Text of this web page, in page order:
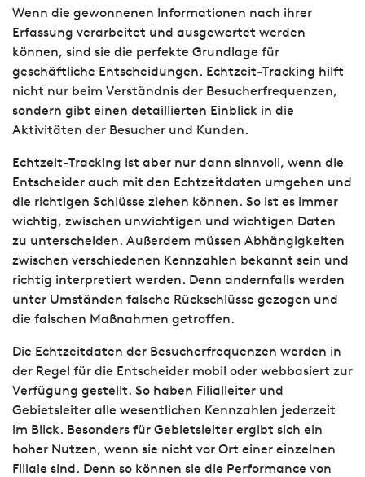
Wenn die gewonnenen Informationen nach ihrer
Erfassung verarbeitet und ausgewertet werden
können, sind sie die perfekte Grundlage für
geschäftliche Entscheidungen. Echtzeit-Tracking hilft
nicht nur beim Verständnis der Besucherfrequenzen,
sondern gibt einen detaillierten Einblick in die
Aktivitäten der Besucher und Kunden.
Echtzeit-Tracking ist aber nur dann sinnvoll, wenn die
Entscheider auch mit den Echtzeitdaten umgehen und
die richtigen Schlüsse ziehen können. So ist es immer
wichtig, zwischen unwichtigen und wichtigen Daten
zu unterscheiden. Außerdem müssen Abhängigkeiten
zwischen verschiedenen Kennzahlen bekannt sein und
richtig interpretiert werden. Denn andernfalls werden
unter Umständen falsche Rückschlüsse gezogen und
die falschen Maßnahmen getroffen.
Die Echtzeitdaten der Besucherfrequenzen werden in
der Regel für die Entscheider mobil oder webbasiert zur
Verfügung gestellt. So haben Filialleiter und
Gebietsleiter alle wesentlichen Kennzahlen jederzeit
im Blick. Besonders für Gebietsleiter ergibt sich ein
hoher Nutzen, wenn sie nicht vor Ort einer einzelnen
Filiale sind. Denn so können sie die Performance von